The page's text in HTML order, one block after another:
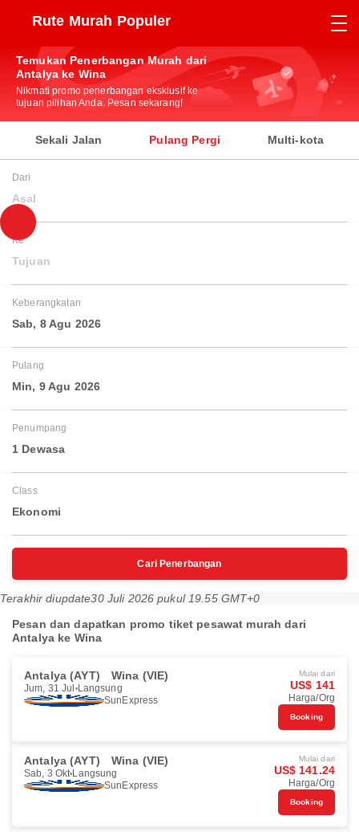
Rute Murah Populer
Temukan Penerbangan Murah dari
Antalya ke Wina
Nikmati promo penerbangan eksklusif ke
tujuan pilihan Anda. Pesan sekarang!
Sekali Jalan Pulang Pergi Multi-kota
Dari
Asal
Ke
Tujuan
Keberangkatan
Sab, 8 Agu 2026
Pulang
Min, 9 Agu 2026
Penumpang
1 Dewasa
Class
Ekonomi
Cari Penerbangan
Terakhir diupdate30 Juli 2026 pukul 19.55 GMT+0
Pesan dan dapatkan promo tiket pesawat murah dari
Antalya ke Wina
Antalya (AYT) Wina (VIE)
Jum, 31 Jul Langsung
SunExpress
Mulai dari
US$ 141
Harga/Org
Booking
Antalya (AYT) Wina (VIE)
Sab, 3 Okt Langsung
SunExpress
Mulai dari
US$ 141.24
Harga/Org
Booking